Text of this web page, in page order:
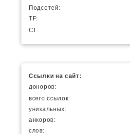
Подсетей:
TF:
CF:
Ссылки на сайт:
доноров:
всего ссылок:
уникальных:
анкоров:
слов: